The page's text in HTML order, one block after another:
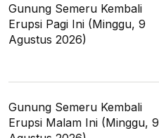
Gunung Semeru Kembali
Erupsi Pagi Ini (Minggu, 9
Agustus 2026)
Gunung Semeru Kembali
Erupsi Malam Ini (Minggu, 9